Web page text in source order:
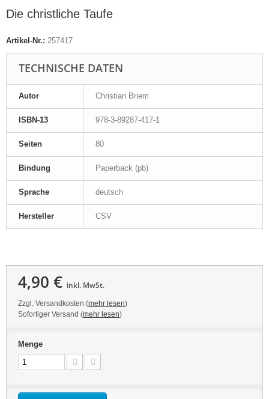
Die christliche Taufe
Artikel-Nr.: 257417
TECHNISCHE DATEN
Autor Christian Briem
ISBN-13 978-3-89287-417-1
Seiten 80
Bindung Paperback (pb)
Sprache deutsch
Hersteller CSV
4,90 € inkl. MwSt.
Zzgl. Versandkosten (mehr lesen)
Sofortiger Versand (mehr lesen)
Menge